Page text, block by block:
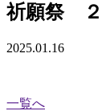
祈願祭 ２
2025.01.16
一覧へ